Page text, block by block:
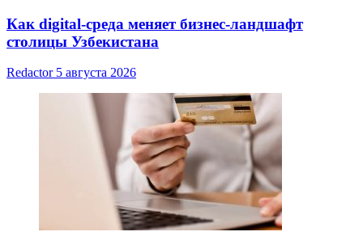
Как digital-среда меняет бизнес-ландшафт
столицы Узбекистана
Redactor 5 августа 2026